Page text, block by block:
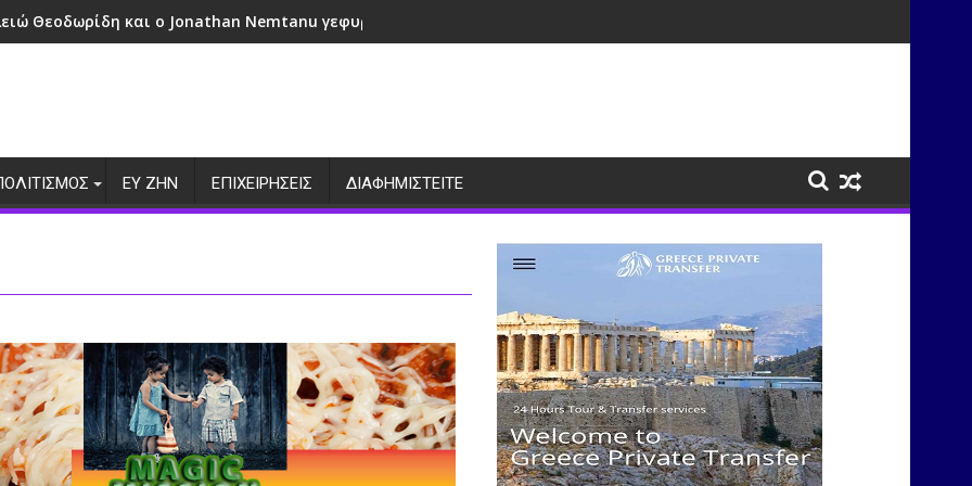
Θεοδωρίδη και ο Jonathan Nemtanu γεφυρώνουν πολιτισμούς μέσα από τη μουσική
ΕΥ ΖΗΝ ΕΠΙΧΕΙΡΗΣΕΙΣ ΔΙΑΦΗΜΙΣΤΕΙΤΕ